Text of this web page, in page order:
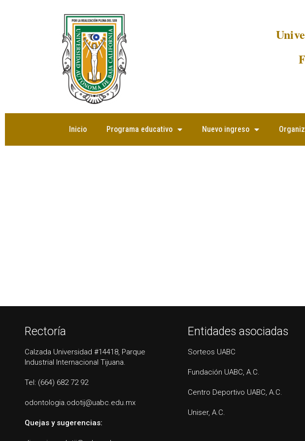
Inicio Programa educativo Nuevo ingreso
Rectoría
Calzada Universidad #14418, Parque
Industrial Internacional Tijuana.
Tel: (664) 682 72 92
odontologia.odotij@uabc.edu.mx
Quejas y sugerencias:
Entidades asociadas
Sorteos UABC
Fundación UABC, A.C.
Centro Deportivo UABC, A.C.
Uniser, A.C.